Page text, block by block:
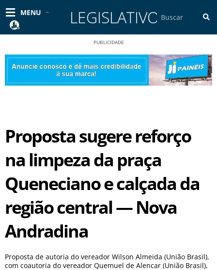
para
conteúdo
MENU LEGISLATIVOPesquisar
PUBLICIDADE
Proposta sugere reforço
na limpeza da praça
Queneciano e calçada da
região central — Nova
Andradina
Proposta de autoria do vereador Wilson Almeida (União Brasil),
com coautoria do vereador Quemuel de Alencar (União Brasil),